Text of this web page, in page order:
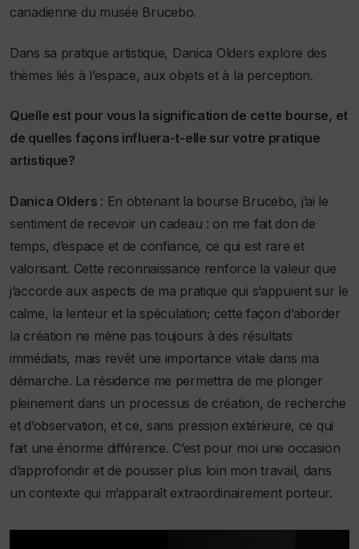
canadienne du musée Brucebo.
Dans sa pratique artistique, Danica Olders explore des
thèmes liés à l’espace, aux objets et à la perception.
Quelle est pour vous la signification de cette bourse, et
de quelles façons influera-t-elle sur votre pratique
artistique?
Danica Olders : En obtenant la bourse Brucebo, j’ai le
sentiment de recevoir un cadeau : on me fait don de
temps, d’espace et de confiance, ce qui est rare et
valorisant. Cette reconnaissance renforce la valeur que
j’accorde aux aspects de ma pratique qui s’appuient sur le
calme, la lenteur et la spéculation; cette façon d’aborder
la création ne mène pas toujours à des résultats
immédiats, mais revêt une importance vitale dans ma
démarche. La résidence me permettra de me plonger
pleinement dans un processus de création, de recherche
et d’observation, et ce, sans pression extérieure, ce qui
fait une énorme différence. C’est pour moi une occasion
d’approfondir et de pousser plus loin mon travail, dans
un contexte qui m’apparaît extraordinairement porteur.